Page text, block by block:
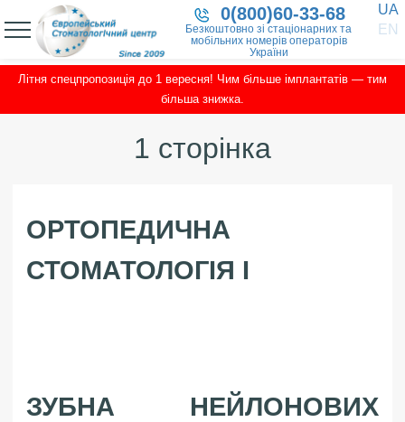
0(800)60-33-68
Безкоштовно зі стаціонарних та
мобільних номерів операторів
України
UA
EN
Літня спецпропозиція до 1 вересня! Чим більше імплантатів — тим
більша знижка.
1 сторінка
ОРТОПЕДИЧНА
СТОМАТОЛОГІЯ І
ЗУБНА НЕЙЛОНОВИХ